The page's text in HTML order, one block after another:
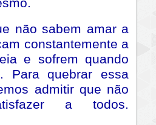
não sabem amar a
constantemente a
e sofrem quando
Para quebrar essa
admitir que não
a todos.